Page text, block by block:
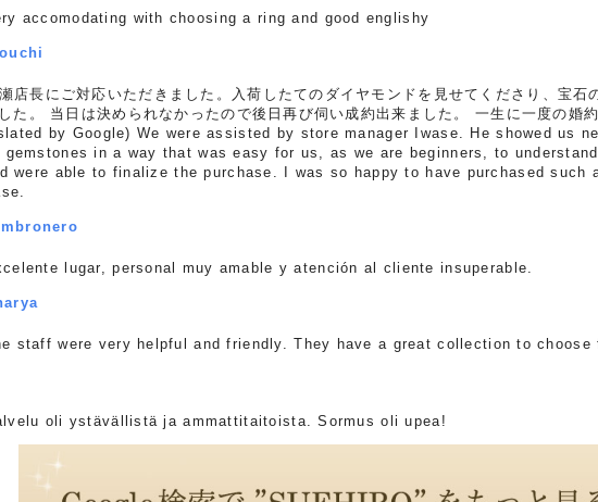
accomodating with choosing a ring and good englishy
店長にご対応いただきました。入荷したてのダイヤモンドを見せてくださり、宝石
た。 当日は決められなかったので後日再び伺い成約出来ました。 一生に一度の婚
by Google) We were assisted by store manager Iwase. He showed us
gemstones in a way that was easy for us, as we are beginners, to
were able to finalize the purchase. I was so happy to have purchased such
lugar, personal muy amable y atención al cliente insuperable.
staff were very helpful and friendly. They have a great collection to
oli ystävällistä ja ammattitaitoista. Sormus oli upea!